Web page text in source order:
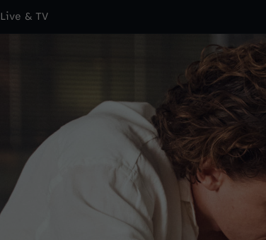
Live & TV